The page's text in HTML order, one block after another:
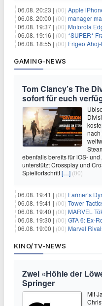
06.08. 20:23 | (00) Apple iPhone 17 256GB
06.08. 20:00 | (00) manager magazin+
06.08. 19:37 | (00) Motorola Edge 70 Pro
06.08. 19:16 | (00) *SUPER* Frau mit
06.08. 18:55 | (00) Frigeo Ahoj-
GAMING-NEWS
Tom Clancy’s The
sofort für euch
nach
ebenfalls bereits für iOS-
unterstützt Crossplay und
Spielfortschritt[…] (00)
06.08. 19:41 | (00) Farmer’s
06.08. 19:41 | (00) Tower Tactics 2
06.08. 19:40 | (00) MARVEL
06.08. 19:30 | (00) GTA 6: Ex-
06.08. 19:00 | (00) Marvel Rivals:
KINO/TV-NEWS
Zwei «Höhle der
Springer
Mit